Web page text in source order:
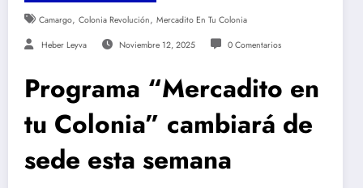
Camargo, Colonia Revolución, Mercadito En Tu Colonia
Heber Leyva Noviembre 12, 2025 0 Comentarios
Programa “Mercadito en
tu Colonia” cambiará de
sede esta semana